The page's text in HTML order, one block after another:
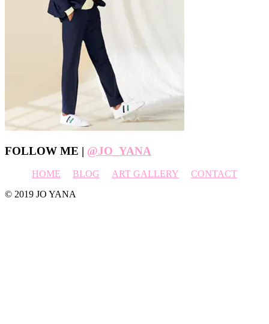
Footer
FOLLOW ME | @JO_YANA
HOME BLOG ART GALLERY
CONTACT
© 2019 JO YANA